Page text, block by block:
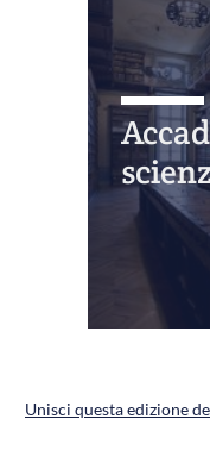
Unisci questa edizione